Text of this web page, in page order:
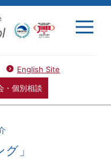
English Site
・個別相談
」